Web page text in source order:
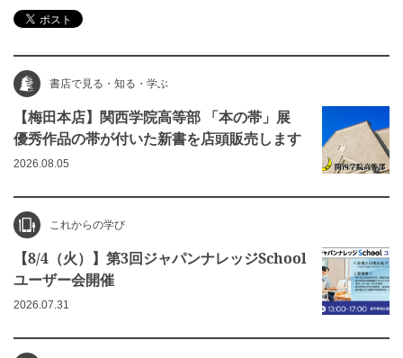
書店で見る・知る・学ぶ
【梅田本店】関西学院高等部 「本の帯」展
優秀作品の帯が付いた新書を店頭販売します
2026.08.05
これからの学び
【8/4（火）】第3回ジャパンナレッジSchool
ユーザー会開催
2026.07.31